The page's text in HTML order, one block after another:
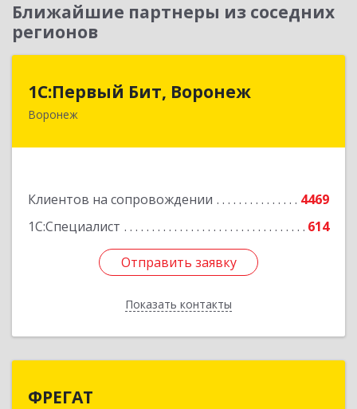
Ближайшие партнеры из соседних
регионов
1С:Первый Бит, Воронеж
Воронеж
Клиентов на сопровождении
4469
1С:Специалист
614
Отправить заявку
Показать контакты
1С:Первый Бит, Воронеж
394006, Воронежская обл, Воронеж г, 20-летия
Отправить заявку
Назад
ФРЕГАТ